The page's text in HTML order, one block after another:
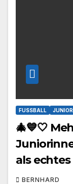
FUSSBALL
🎄💙🤍
als echtes
BERNHARD